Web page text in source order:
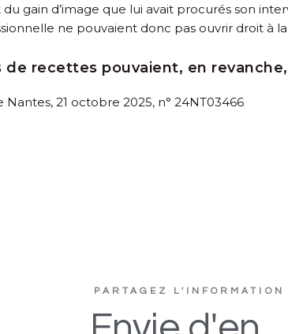
gain d’image que lui avait procurés son
ne pouvaient donc pas ouvrir droit à
de recettes pouvaient, en
21 octobre 2025, n° 24NT03466
PARTAGEZ L'INFORMATION